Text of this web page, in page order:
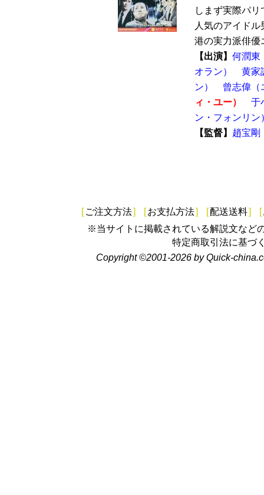
しまず実際パ
人気のアイド
港の実力派俳優
【出演】 何潤東
オラン）
黄家
ン）
曾志偉（
ィ・ユー）
于
ン・フォンリン
【監督】 趙宝剛
[ ご注文方法] [お支払方法] [配送送料] [
※当サイトに掲載されている解説文など
特定商取引法に基づ
Copyright ©2001-2026 by Quick-